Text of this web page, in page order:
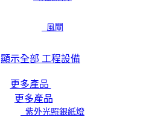
風閘
顯示全部 工程設備
更多產品
更多產品
紫外光照銀紙燈